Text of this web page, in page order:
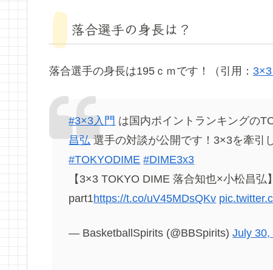
落合選手の身長は？
落合選手の身長は195ｃｍです！（引用：
#3×3入門 は国内ポイントランキングの
昌弘選手の対談が公開です！3×3を牽引
#TOKYODIME #DIME3x3
【3×3 TOKYO DIME 落合知也×小松昌
part1https://t.co/uV45MDsQKv
— BasketballSpirits (@BBSpirits)July 30,